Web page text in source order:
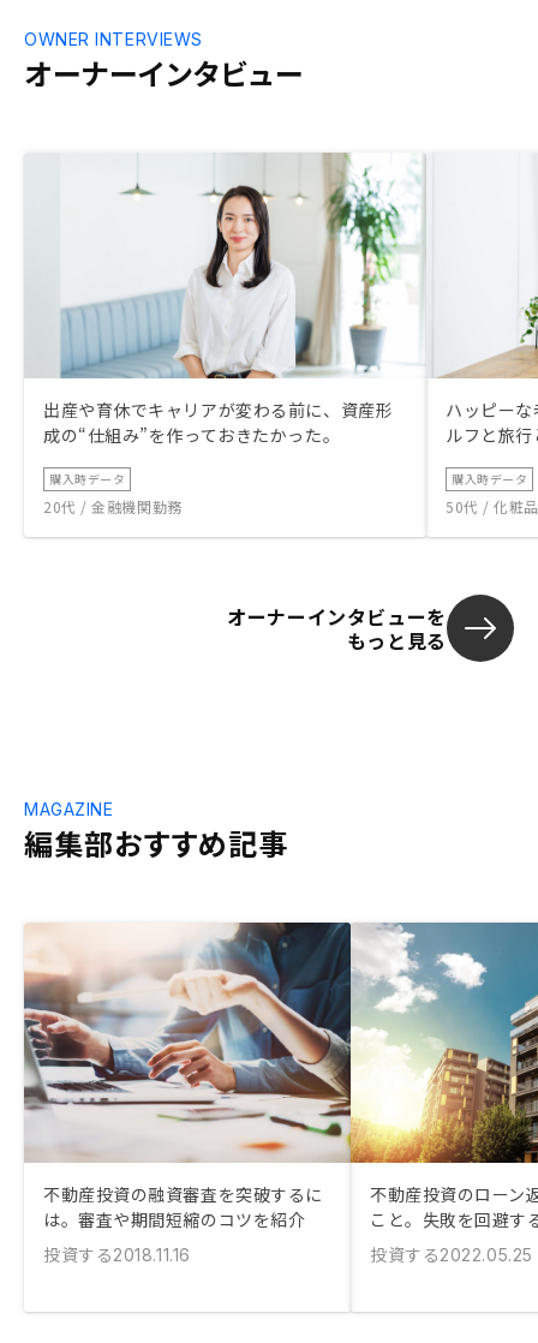
オーナーインタビュー
OWNER INTERVIEWS
出産や育休でキャリアが変わる前に、資産形
成の“仕組み”を作っておきたかった。
購入時データ
20代 / 金融機関勤務
ハッピー
ルフと旅
購入時データ
50代 / 化粧
オーナーインタビューを
もっと見る
編集部おすすめ記事
MAGAZINE
不動産投資の融資審査を突破するに
は。審査や期間短縮のコツを紹介
投資する2018.11.16
不動産投資のローン
こと。失敗を回避す
投資する2022.05.25